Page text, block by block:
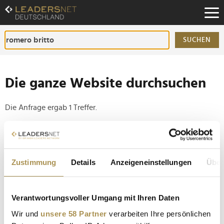
Zustimmung Details Anzeigeneinstellungen
Verantwortungsvoller Umgang mit Ihren Daten
Wir und unsere 58 Partner verarbeiten Ihre persönlichen
Zum
Inhalt
Zur
Fußzeilen-
Navigation
SUCHEN
Die ganze Website durchsuchen
Die Anfrage ergab 1 Treffer.
Tipp
Setzen Sie die gesuchten Wörter zwischen
Anführungszeichen: zb "Vorname Nachname".
XXXLutz und Romero Britto bringen exklusive
Streetwear auf den Markt